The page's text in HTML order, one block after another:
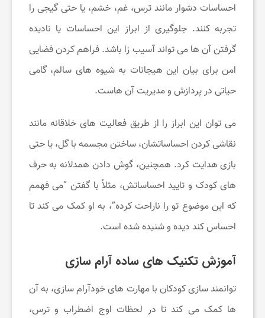
احساسات دشوار مانند ترس، غم، خشم، یا حتی گیجی را
تجربه کنند. جلوگیری از ابراز این احساسات یا نادیده
گرفتن آن ها می تواند آسیب زا باشد. فراهم کردن فضایی
امن برای بیان این هیجانات به شیوه های سالم، گامی
حیاتی در پردازش و مدیریت آن هاست.
می توان این ابراز را از طریق فعالیت های خلاقانه مانند
نقاشی کردن احساساتشان، ساختن مجسمه با گل، یا حتی
بازی هدایت کرد. همچنین، گوش دادن همدلانه به حرف
های کودک و تایید احساساتش، مثلاً با گفتن “می فهمم
که این موضوع تو را ناراحت کرده”، به او کمک می کند تا
احساس کند دیده و شنیده شده است.
آموزش تکنیک های ساده آرام سازی
توانمند سازی کودکان با مهارت های خودآرام سازی، به آن
ها کمک می کند تا در لحظات اوج اضطراب و ترس،